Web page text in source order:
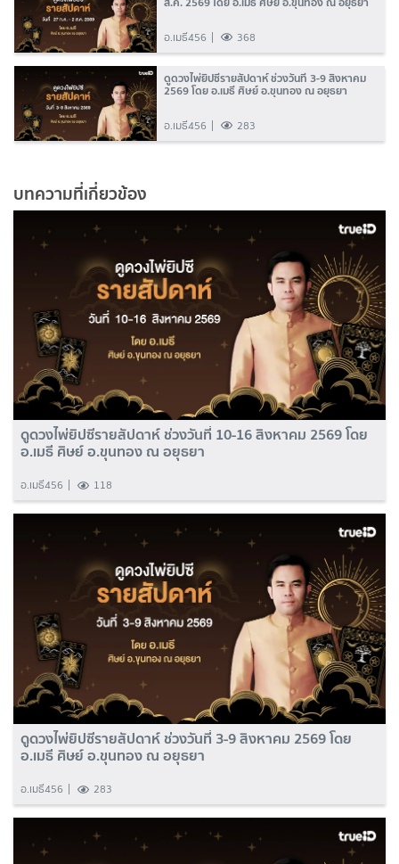
อ.เมธี456 368
ดูดวงไพ่ยิปซีรายสัปดาห์ ช่วงวันที่ 3-9 สิงหาคม
2569 โดย อ.เมธี ศิษย์ อ.ขุนทอง ณ อยุธยา
อ.เมธี456 283
บทความที่เกี่ยวข้อง
ดูดวงไพ่ยิปซีรายสัปดาห์ ช่วงวันที่ 10-16 สิงหาคม 2569 โดย
อ.เมธี ศิษย์ อ.ขุนทอง ณ อยุธยา
อ.เมธี456 118
ดูดวงไพ่ยิปซีรายสัปดาห์ ช่วงวันที่ 3-9 สิงหาคม 2569 โดย
อ.เมธี ศิษย์ อ.ขุนทอง ณ อยุธยา
อ.เมธี456 283